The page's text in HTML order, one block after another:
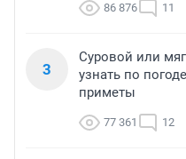
86 876 11
3
Суровой или
узнать по
приметы
77 361 12